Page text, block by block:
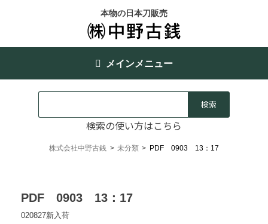
本物の日本刀販売
メインメニュー
検索の使い方はこちら
株式会社中野古銭 > 未分類 > PDF 0903 13：17
PDF 0903 13：17
020827新入荷